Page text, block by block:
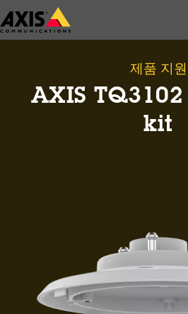
주
요
제품 지원
AXIS
kit